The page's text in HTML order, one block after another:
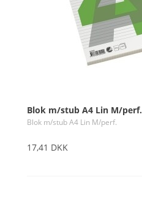
Blok m/stub A4 Lin M/perf.
Blok m/stub A4 Lin M/perf.
17,41 DKK